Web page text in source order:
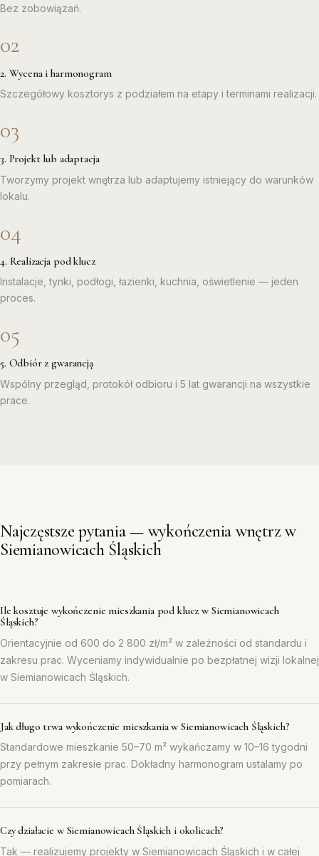
Bez zobowiązań.
2. Wycena i harmonogram
Szczegółowy kosztorys z podziałem na etapy i terminami realizacji.
3. Projekt lub adaptacja
Tworzymy projekt wnętrza lub adaptujemy istniejący do warunków
lokalu.
4. Realizacja pod klucz
Instalacje, tynki, podłogi, łazienki, kuchnia, oświetlenie — jeden
proces.
5. Odbiór z gwarancją
Wspólny przegląd, protokół odbioru i 5 lat gwarancji na wszystkie
prace.
Najczęstsze pytania — wykończenia wnętrz w
Siemianowicach Śląskich
Ile kosztuje wykończenie mieszkania pod klucz w Siemianowicach
Śląskich?
Orientacyjnie od 600 do 2 800 zł/m² w zależności od standardu i
zakresu prac. Wyceniamy indywidualnie po bezpłatnej wizji lokalnej
w Siemianowicach Śląskich.
Jak długo trwa wykończenie mieszkania w Siemianowicach Śląskich?
Standardowe mieszkanie 50–70 m² wykańczamy w 10–16 tygodni
przy pełnym zakresie prac. Dokładny harmonogram ustalamy po
pomiarach.
Czy działacie w Siemianowicach Śląskich i okolicach?
Tak — realizujemy projekty w Siemianowicach Śląskich i w całej